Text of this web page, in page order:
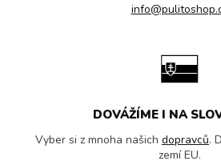
DOVÁŽÍME I NA
Vyber si z mnoha našich dopravců.
zemí EU.